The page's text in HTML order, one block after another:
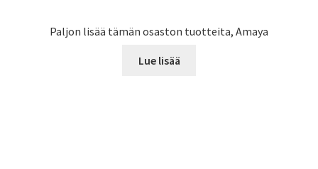
Paljon lisää tämän osaston tuotteita, Amaya
Lue lisää